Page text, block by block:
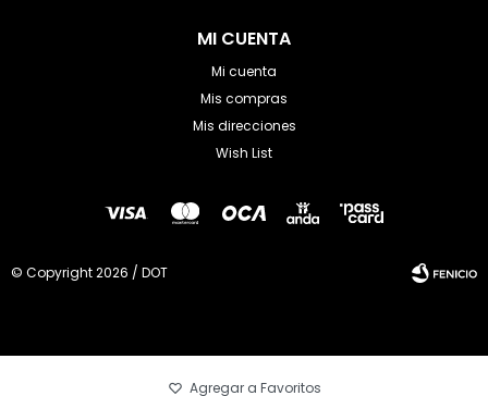
MI CUENTA
Mi cuenta
Mis compras
Mis direcciones
Wish List
© Copyright 2026 / DOT